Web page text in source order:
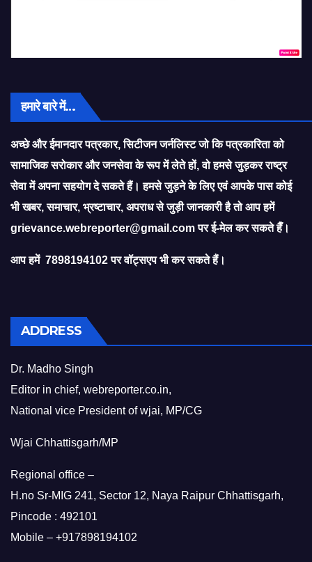
हमारे बारे में…
अच्छे और ईमानदार पत्रकार, सिटीजन जर्नलिस्ट जो कि पत्रकारिता को
सामाजिक सरोकार और जनसेवा के रूप में लेते हों, वो हमसे जुड़कर राष्ट्र
सेवा में अपना सहयोग दे सकते हैं। हमसे जुड़ने के लिए एवं आपके पास कोई
भी खबर, समाचार, भ्रष्टाचार, अपराध से जुड़ी जानकारी है तो आप हमें
grievance.webreporter@gmail.comपर ई-मेल कर सकते हैँ।
आप हमें 7898194102 पर वॉट्सएप भी कर सकते हैं।
ADDRESS
Dr. Madho Singh
Editor in chief, webreporter.co.in,
National vice President of wjai, MP/CG
Wjai Chhattisgarh/MP
Regional office –
H.no Sr-MIG 241, Sector 12, Naya Raipur Chhattisgarh,
Pincode : 492101
Mobile – +917898194102